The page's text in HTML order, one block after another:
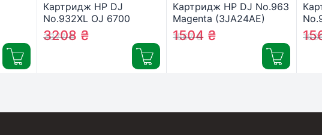
Картридж HP DJ
No.932XL OJ 6700
Premium Black
(CN053AE)
3377₴
3208 ₴
Картридж HP DJ No.963
Magenta (3JA24AE)
1567₴
1504 ₴